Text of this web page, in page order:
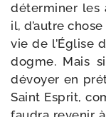
déter­mi­ner les
il, d’autre
vie de l’Église
dogme. Mais
dévoyer en
Saint Esprit,